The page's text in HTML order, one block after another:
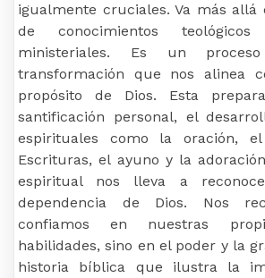
igualmente cruciales. Va más allá
de conocimientos
ministeriales. Es un
transformación que nos alinea
propósito de Dios. Esta
santificación personal, el
espirituales como la oración,
Escrituras, el ayuno y la
espiritual nos lleva a
dependencia de Dios. Nos
confiamos en nuestras
habilidades, sino en el poder y la
historia bíblica que ilustra la